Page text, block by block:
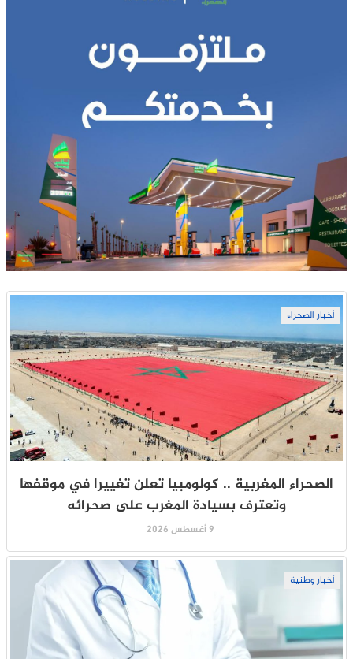
أخبار الصحراء
الصحراء المغربية .. كولومبيا تعلن تغييرا في موقفها
وتعترف بسيادة المغرب على صحرائه
9 أغسطس 2026
أخبار وطنية